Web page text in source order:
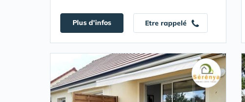
Plus d'infos Etre rappelé